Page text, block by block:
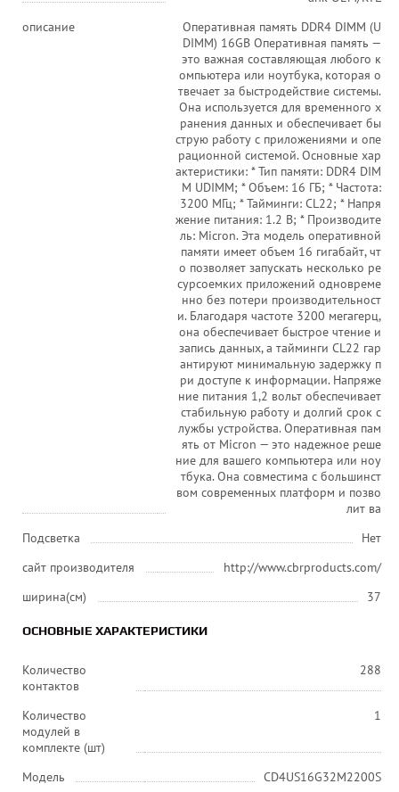
описание
Оперативная память DDR4 DIMM (U
DIMM) 16GB Оперативная память —
это важная составляющая любого к
омпьютера или ноутбука, которая о
твечает за быстродействие системы.
Она используется для временного х
ранения данных и обеспечивает бы
струю работу с приложениями и опе
рационной системой. Основные хар
актеристики: * Тип памяти: DDR4 DIM
M UDIMM; * Объем: 16 ГБ; * Частота:
3200 МГц; * Тайминги: CL22; * Напря
жение питания: 1.2 В; * Производите
ль: Micron. Эта модель оперативной
памяти имеет объем 16 гигабайт, чт
о позволяет запускать несколько ре
сурсоемких приложений одновреме
нно без потери производительност
и. Благодаря частоте 3200 мегагерц,
она обеспечивает быстрое чтение и
запись данных, а тайминги CL22 гар
антируют минимальную задержку п
ри доступе к информации. Напряже
ние питания 1,2 вольт обеспечивает
стабильную работу и долгий срок с
лужбы устройства. Оперативная пам
ять от Micron — это надежное реше
ние для вашего компьютера или ноу
тбука. Она совместима с большинст
вом современных платформ и позво
лит ва
Подсветка
Нет
сайт производителя
http://www.cbrproducts.com/
ширина(см)
37
ОСНОВНЫЕ ХАРАКТЕРИСТИКИ
Количество
контактов
288
Количество
модулей в
комплекте (шт)
1
Модель CD4US16G32M2200S